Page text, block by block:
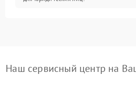
Наш сервисный центр на